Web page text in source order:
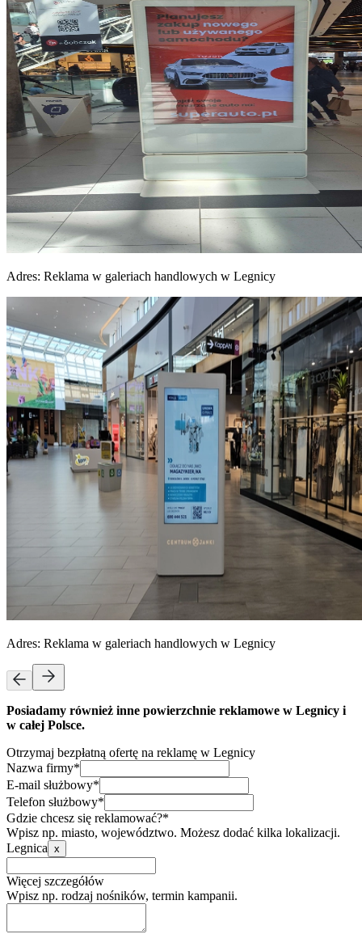
Adres: Reklama w galeriach handlowych w Legnicy
Adres: Reklama w galeriach handlowych w Legnicy
Posiadamy również inne powierzchnie reklamowe w Legnicy i
w całej Polsce.
Otrzymaj bezpłatną ofertę na reklamę w Legnicy
Nazwa firmy*
E-mail służbowy*
Telefon służbowy*
Gdzie chcesz się reklamować?*
Wpisz np. miasto, województwo. Możesz dodać kilka lokalizacji.
Legnica x
Więcej szczegółów
Wpisz np. rodzaj nośników, termin kampanii.